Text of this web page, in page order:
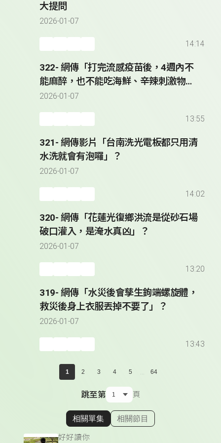
大提問
2026-01-07
14:14
322- 網傳「打完流感疫苗後，4週內不
能麻醉，也不能吃海鮮、辛辣刺激物及
飲酒」？
2026-01-07
13:55
321- 網傳影片「台南洗光電板都只用清
水洗就會有泡囉」？
2026-01-07
14:02
320- 網傳「花蓮光復鄉洪流是從砂石場
破口灌入，是淹水真凶」？
2026-01-07
13:20
319- 網傳「水災後會孳生鉤端螺旋體，
救災後身上衣服丟掉不要了」？
2026-01-07
13:43
1 2 3 4 5 ... 64
跳至第 頁
顯示相關單集
相關單集 相關節目
好好讀你